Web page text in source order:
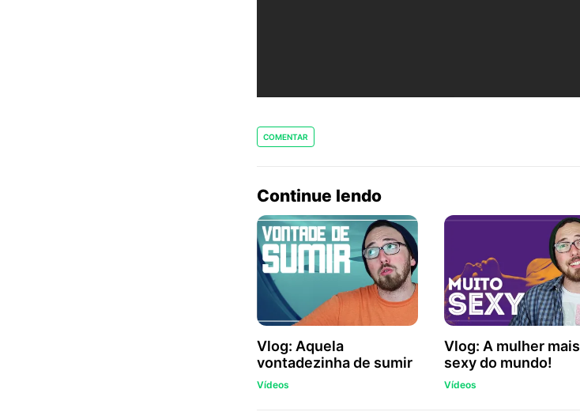
COMENTAR
Continue lendo
Vlog: Aquela
vontadezinha de sumir
Vídeos
Vlog: A mulher mais
sexy do mundo!
Vídeos